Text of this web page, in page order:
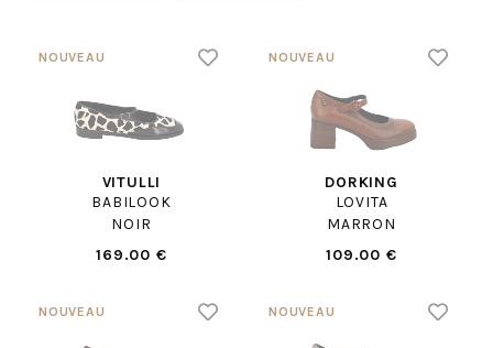
VITULLI
BABILOOK
NOIR
169.00 €
DORKING
LOVITA
MARRON
109.00 €